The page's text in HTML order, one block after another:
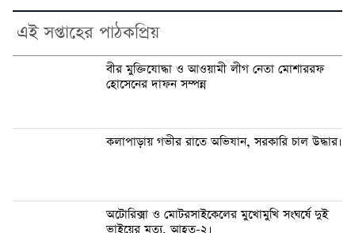
এই সপ্তাহের পাঠকপ্রিয়
বীর মুক্তিযোদ্ধা ও আওয়ামী লীগ নেতা মোশাররফ
হোসেনের দাফন সম্পন্ন
কলাপাড়ায় গভীর রাতে অভিযান, সরকারি চাল উদ্ধার।
অটোরিক্সা ও মোটরসাইকেলের মুখোমুখি সংঘর্ষে দুই
ভাইয়ের মৃত্যু, আহত-২।